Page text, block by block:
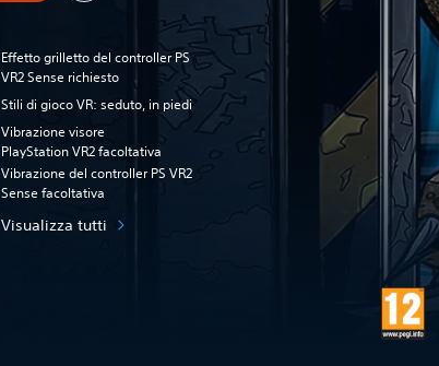
Effetto grilletto del controller PS
VR2 Sense richiesto
Stili di gioco VR: seduto, in piedi
Vibrazione visore
PlayStation VR2 facoltativa
Vibrazione del controller PS VR2
Sense facoltativa
Visualizza tutti